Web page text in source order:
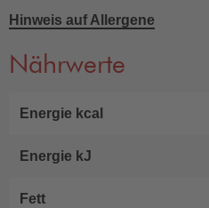
Hinweis auf Allergene
Nährwerte
Energie kcal
Energie kJ
Fett